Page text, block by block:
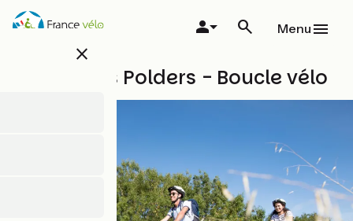
Overslaan
en
close
Menu
Boucle des Polders - Boucle vélo